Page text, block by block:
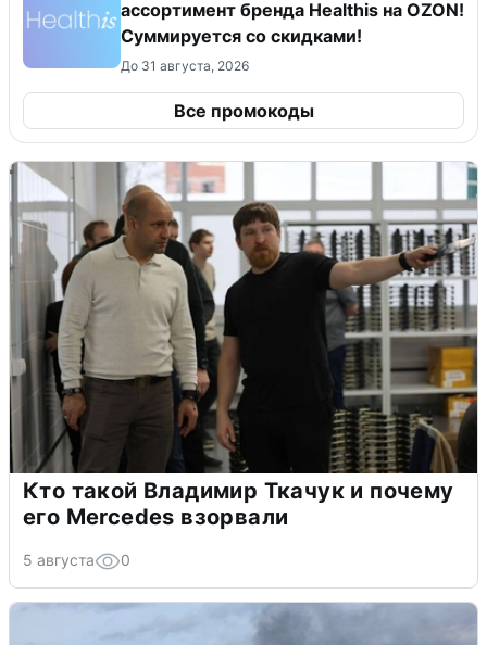
ассортимент бренда Healthis на OZON!
Суммируется со скидками!
До 31 августа, 2026
Все промокоды
Кто такой Владимир Ткачук и почему
его Mercedes взорвали
5 августа 0